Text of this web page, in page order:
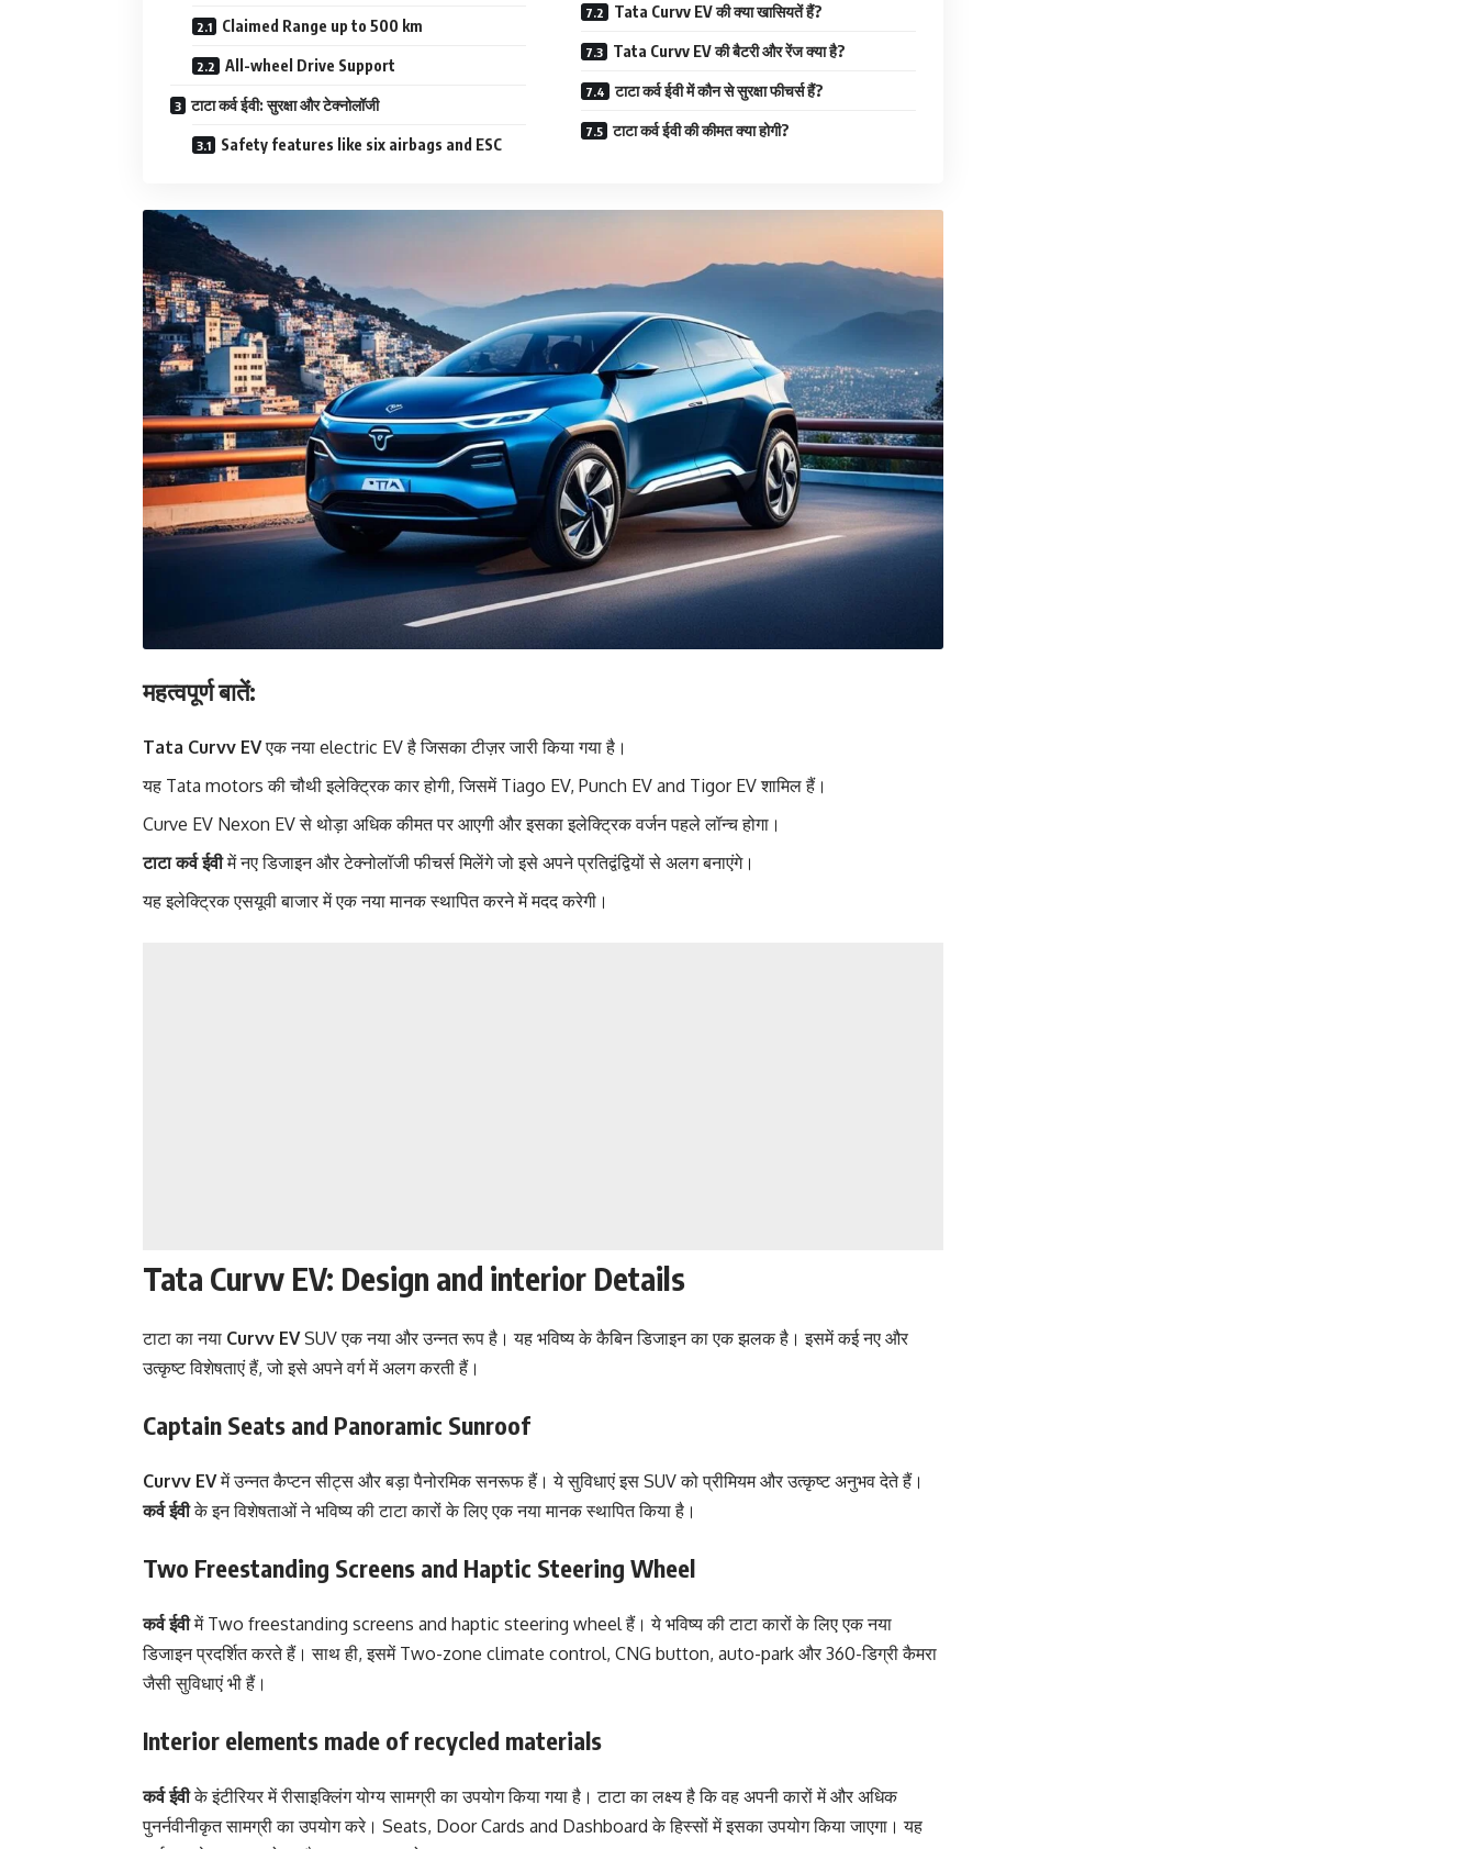
Claimed Range up to 500 km
All-wheel Drive Support
टाटा कर्व ईवी: सुरक्षा और टेक्नोलॉजी
Safety features like six airbags and ESC
Tata Curvv EV की क्या खासियतें हैं?
Tata Curvv EV की बैटरी और रेंज क्या है?
टाटा कर्व ईवी में कौन से सुरक्षा फीचर्स हैं?
टाटा कर्व ईवी की कीमत क्या होगी?
महत्वपूर्ण बातें:
Tata Curvv EVएक नया electric EV है जिसका टीज़र जारी किया गया है।
यह Tata motors की चौथी इलेक्ट्रिक कार होगी, जिसमें Tiago EV, Punch EV and Tigor EV शामिल हैं।
Curve EV Nexon EV से थोड़ा अधिक कीमत पर आएगी और इसका इलेक्ट्रिक वर्जन पहले लॉन्च होगा।
टाटा कर्व ईवीमें नए डिजाइन और टेक्नोलॉजी फीचर्स मिलेंगे जो इसे अपने प्रतिद्वंद्वियों से अलग बनाएंगे।
यह इलेक्ट्रिक एसयूवी बाजार में एक नया मानक स्थापित करने में मदद करेगी।
Tata Curvv EV: Design and interior Details
टाटा का नया Curvv EVSUV एक नया और उन्नत रूप है। यह भविष्य के कैबिन डिजाइन का एक झलक है। इसमें कई नए और
उत्कृष्ट विशेषताएं हैं, जो इसे अपने वर्ग में अलग करती हैं।
Captain Seats and Panoramic Sunroof
Curvv EVमें उन्नत कैप्टन सीट्स और बड़ा पैनोरमिक सनरूफ हैं। ये सुविधाएं इस SUV को प्रीमियम और उत्कृष्ट अनुभव देते हैं।
कर्व ईवीके इन विशेषताओं ने भविष्य की टाटा कारों के लिए एक नया मानक स्थापित किया है।
Two Freestanding Screens and Haptic Steering Wheel
कर्व ईवीमें Two freestanding screens and haptic steering wheel हैं। ये भविष्य की टाटा कारों के लिए एक नया
डिजाइन प्रदर्शित करते हैं। साथ ही, इसमें Two-zone climate control, CNG button, auto-park और 360-डिग्री कैमरा
जैसी सुविधाएं भी हैं।
Interior elements made of recycled materials
कर्व ईवीके इंटीरियर में रीसाइक्लिंग योग्य सामग्री का उपयोग किया गया है। टाटा का लक्ष्य है कि वह अपनी कारों में और अधिक
पुनर्नवीनीकृत सामग्री का उपयोग करे। Seats, Door Cards and Dashboard के हिस्सों में इसका उपयोग किया जाएगा। यह